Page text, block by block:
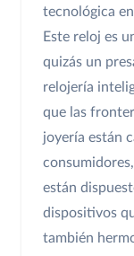
tecnológica
Este reloj es
quizás un
relojería
que las
joyería están
están
dispositivos
también